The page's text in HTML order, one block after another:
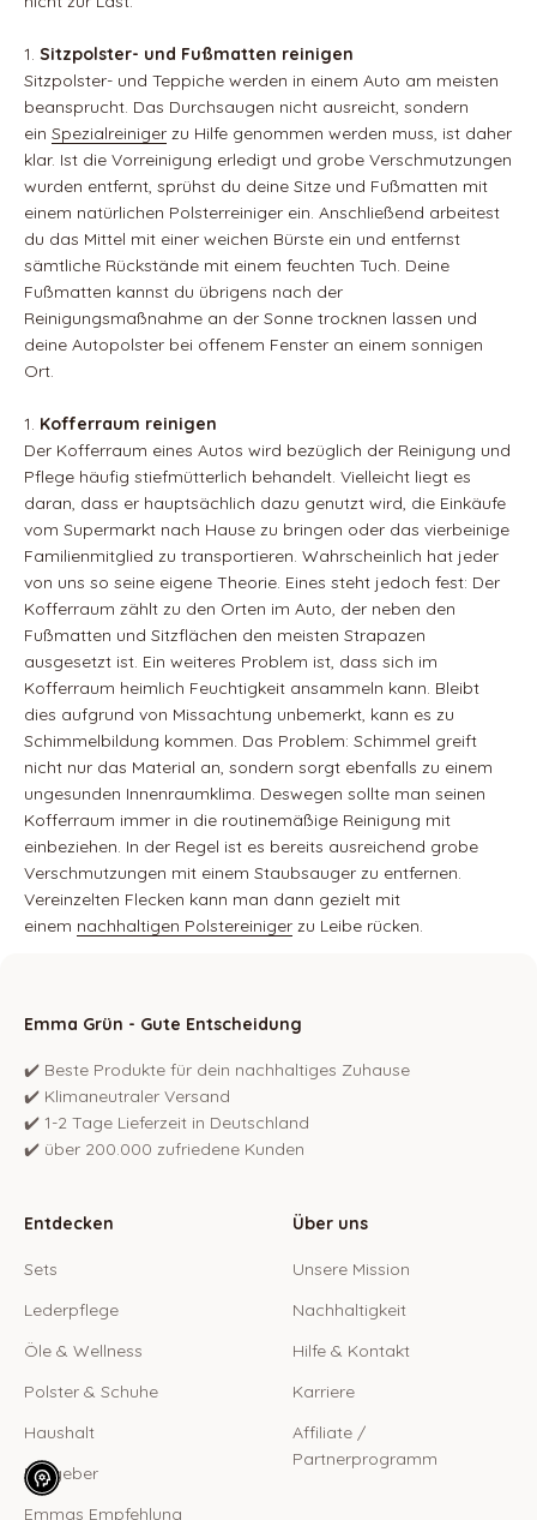
Sitzpolster- und Fußmatten reinigen
Sitzpolster- und Teppiche werden in einem Auto am meisten
beansprucht. Das Durchsaugen nicht ausreicht, sondern
ein Spezialreiniger zu Hilfe genommen werden muss, ist daher
klar. Ist die Vorreinigung erledigt und grobe Verschmutzungen
wurden entfernt, sprühst du deine Sitze und Fußmatten mit
einem natürlichen Polsterreiniger ein. Anschließend arbeitest
du das Mittel mit einer weichen Bürste ein und entfernst
sämtliche Rückstände mit einem feuchten Tuch. Deine
Fußmatten kannst du übrigens nach der
Reinigungsmaßnahme an der Sonne trocknen lassen und
deine Autopolster bei offenem Fenster an einem sonnigen
Ort.
Kofferraum reinigen
Der Kofferraum eines Autos wird bezüglich der Reinigung und
Pflege häufig stiefmütterlich behandelt. Vielleicht liegt es
daran, dass er hauptsächlich dazu genutzt wird, die Einkäufe
vom Supermarkt nach Hause zu bringen oder das vierbeinige
Familienmitglied zu transportieren. Wahrscheinlich hat jeder
von uns so seine eigene Theorie. Eines steht jedoch fest: Der
Kofferraum zählt zu den Orten im Auto, der neben den
Fußmatten und Sitzflächen den meisten Strapazen
ausgesetzt ist. Ein weiteres Problem ist, dass sich im
Kofferraum heimlich Feuchtigkeit ansammeln kann. Bleibt
dies aufgrund von Missachtung unbemerkt, kann es zu
Schimmelbildung kommen. Das Problem: Schimmel greift
nicht nur das Material an, sondern sorgt ebenfalls zu einem
ungesunden Innenraumklima. Deswegen sollte man seinen
Kofferraum immer in die routinemäßige Reinigung mit
einbeziehen. In der Regel ist es bereits ausreichend grobe
Verschmutzungen mit einem Staubsauger zu entfernen.
Vereinzelten Flecken kann man dann gezielt mit
einem nachhaltigen Polstereiniger zu Leibe rücken.
Emma Grün - Gute Entscheidung
✔️ Beste Produkte für dein nachhaltiges Zuhause
✔️ Klimaneutraler Versand
✔️ 1-2 Tage Lieferzeit in Deutschland
✔️ über 200.000 zufriedene Kunden
Entdecken
Sets
Lederpflege
Öle & Wellness
Polster & Schuhe
Haushalt
Ratgeber
Emmas Empfehlung
Über uns
Unsere Mission
Nachhaltigkeit
Hilfe & Kontakt
Karriere
Affiliate /
Partnerprogramm